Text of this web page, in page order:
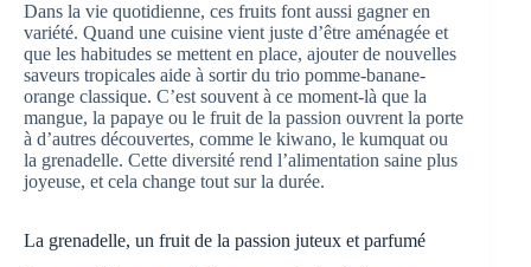
Dans la vie quotidienne, ces fruits font aussi gagner en
variété. Quand une cuisine vient juste d’être aménagée et
que les habitudes se mettent en place, ajouter de nouvelles
saveurs tropicales aide à sortir du trio pomme-banane-
orange classique. C’est souvent à ce moment-là que la
mangue, la papaye ou le fruit de la passion ouvrent la porte
à d’autres découvertes, comme le kiwano, le kumquat ou
la grenadelle. Cette diversité rend l’alimentation saine plus
joyeuse, et cela change tout sur la durée.
La grenadelle, un fruit de la passion juteux et parfumé